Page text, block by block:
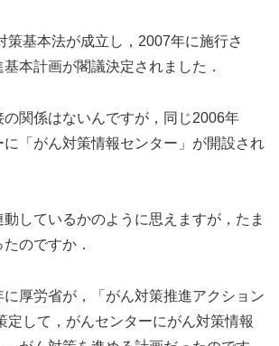
策基本法が成立し，2007年に施行さ
本計画が閣議決定されました．
関係はないんですが，同じ2006年
に「がん対策情報センター」が開設され
ているかのように思えますが，たま
のですか．
厚労省が，「がん対策推進アクション
定して，がんセンターにがん対策情報